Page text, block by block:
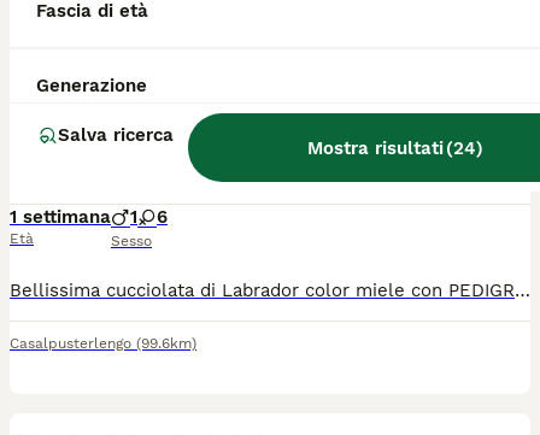
Fascia di età
Generazione
Salva ricerca
Mostra risultati(24)
Resana (145.5km)
Cuccioli Labrador miele
1 settimana
Età
1 6
Sesso
Bellissima cucciolata di Labrador color miele con PEDIGREE di ALTA GENEALOGIA. I cuccioli verranno consegnați ad OTTOBRE 2026 dotati di MICROCHIP, VACCINAZIONE e SVERMINAZIONE.
Casalpusterlengo (99.6km)